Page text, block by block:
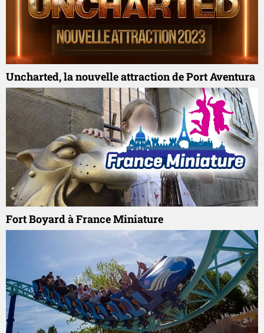
Uncharted, la nouvelle attraction de Port Aventura
Fort Boyard à France Miniature